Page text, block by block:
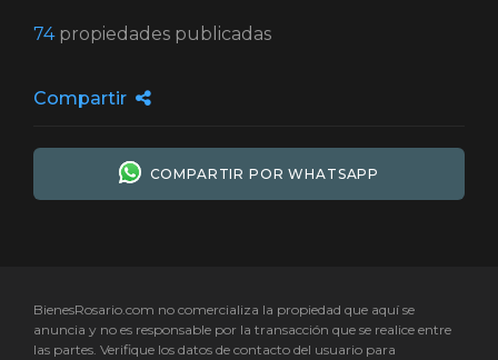
74propiedades publicadas
Compartir
COMPARTIR POR WHATSAPP
BienesRosario.com no comercializa la propiedad que aquí se
anuncia y no es responsable por la transacción que se realice entre
las partes. Verifique los datos de contacto del usuario para